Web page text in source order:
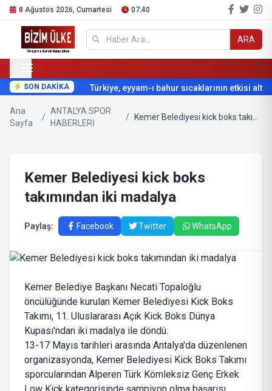
8 Ağustos 2026, Cumartesi 07:40
ARA
SON DAKİKA Türkiye, eyyam-ı bahur sıcaklarının etkisi
Ana
Sayfa
/
ANTALYA SPOR
HABERLERİ
/
Kemer Belediyesi kick boks
takımından iki madalya
Paylaş: Facebook Twitter WhatsApp
Kemer Belediye Başkanı Necati Topaloğlu
öncülüğünde kurulan Kemer Belediyesi Kick Boks
Takımı, 11. Uluslararası Açık Kick Boks Dünya
Kupası'ndan iki madalya ile döndü.
13-17 Mayıs tarihleri arasında Antalya'da düzenlenen
organizasyonda, Kemer Belediyesi Kick Boks Takımı
sporcularından Alperen Türk Kömleksiz Genç Erkek